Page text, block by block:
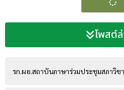
โพสต์
รก.ผอ.สถาบันภาษาร่วมประชุมสภาวิ